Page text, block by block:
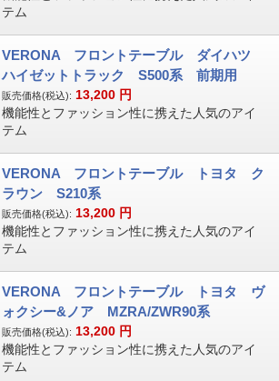
テム
VERONA フロントテーブル ダイハツ
ハイゼットトラック S500系 前期用
販売価格(税込): 13,200 円
機能性とファッション性に携えた人気のアイ
テム
VERONA フロントテーブル トヨタ ク
ラウン S210系
販売価格(税込): 13,200 円
機能性とファッション性に携えた人気のアイ
テム
VERONA フロントテーブル トヨタ ヴ
ォクシー&ノア MZRA/ZWR90系
販売価格(税込): 13,200 円
機能性とファッション性に携えた人気のアイ
テム